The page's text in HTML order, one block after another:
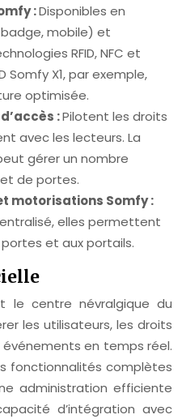
:Disponibles en
mobile) et
RFID, NFC et
Somfy X1, par exemple,
optimisée.
:Pilotent les droits
avec les lecteurs. La
gérer un nombre
de portes.
motorisations Somfy :
elles permettent
et aux portails.
le centre névralgique du
les utilisateurs, les droits
en temps réel.
fonctionnalités complètes
administration efficiente
d’intégration avec